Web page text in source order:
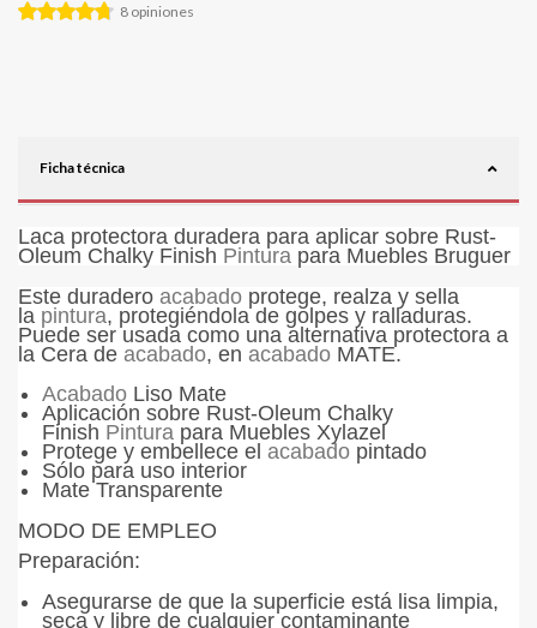
8 opiniones
Ficha técnica
Laca protectora duradera para aplicar sobre Rust-
Oleum Chalky Finish Pintura para Muebles Bruguer
Este duradero acabado protege, realza y sella
la pintura, protegiéndola de golpes y ralladuras.
Puede ser usada como una alternativa protectora a
la Cera de acabado, en acabado MATE.
Acabado Liso Mate
Aplicación sobre Rust-Oleum Chalky
Finish Pintura para Muebles Xylazel
Protege y embellece el acabado pintado
Sólo para uso interior
Mate Transparente
MODO DE EMPLEO
Preparación:
Asegurarse de que la superficie está lisa limpia,
seca y libre de cualquier contaminante